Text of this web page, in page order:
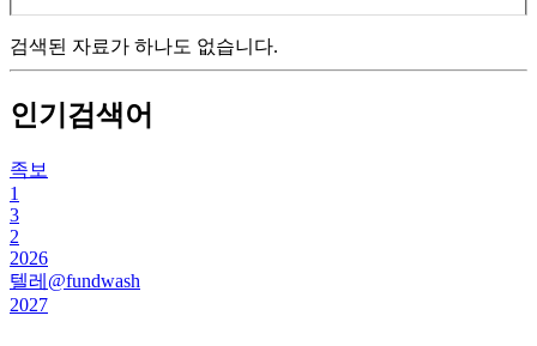
검색된 자료가 하나도 없습니다.
인기검색어
족보
1
3
2
2026
텔레@fundwash
2027